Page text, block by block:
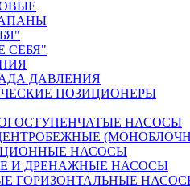
СЕБЯ"
ДАВЛЕНИЯ
ПОЗИЦИОНЕРЫ
НАСОСЫ
НАСОСЫ
И ДРЕНАЖНЫЕ НАСОСЫ
ГОРИЗОНТАЛЬНЫЕ
20
40
5,8
7,2
повторно-
230В, 50Гц
15
7,8